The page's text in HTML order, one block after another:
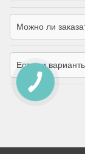
Можно ли
Есть ли